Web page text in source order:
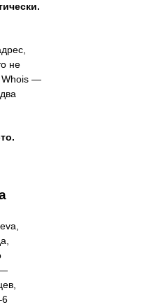
не
Whois —
—